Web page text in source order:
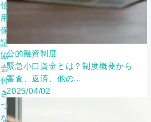
信
用
保
証
協
会
付
き
つ
な
公的融資制度
緊急小口資金とは？制度概要から
審査、返済、他の...
2025/04/02